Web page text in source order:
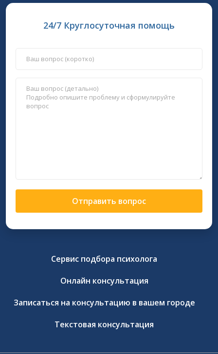
24/7 Круглосуточная помощь
Отправить вопрос
Сервис подбора психолога
Онлайн консультация
Записаться на консультацию в вашем городе
Текстовая консультация